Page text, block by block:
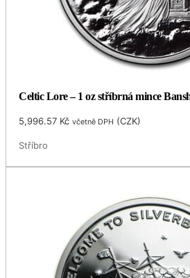
Celtic Lore – 1 oz stříbrná mince
5,996.57 Kč včetně DPH (CZK)
Stříbro